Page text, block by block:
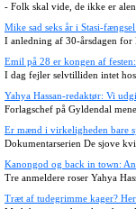
- Folk skal vide, de ikke er
Mike sad seks år i Stasi-
I anledning af 30-årsdagen for
Emil på 28 er kongen af
I dag fejler selvtilliden intet
Yahya Hassan-redaktør: Vi
Forlagschef på Gyldendal
Er mænd i virkeligheden bare
Dokumentarserien De sjove
Kanongod og back in town:
Tre anmeldere roser Yahya
Træt af tudegrimme kager?